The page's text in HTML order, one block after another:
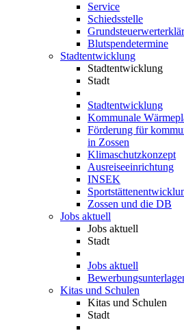
Service
Schiedsstelle
Blutspendetermine
Stadtentwicklung
Stadtentwicklung
Stadt
Stadtentwicklung
Kommunale
Förderung für
in Zossen
Klimaschutzkonzept
Ausreiseeinrichtung
INSEK
Zossen und die DB
Jobs aktuell
Jobs aktuell
Stadt
Jobs aktuell
Kitas und Schulen
Kitas und Schulen
Stadt